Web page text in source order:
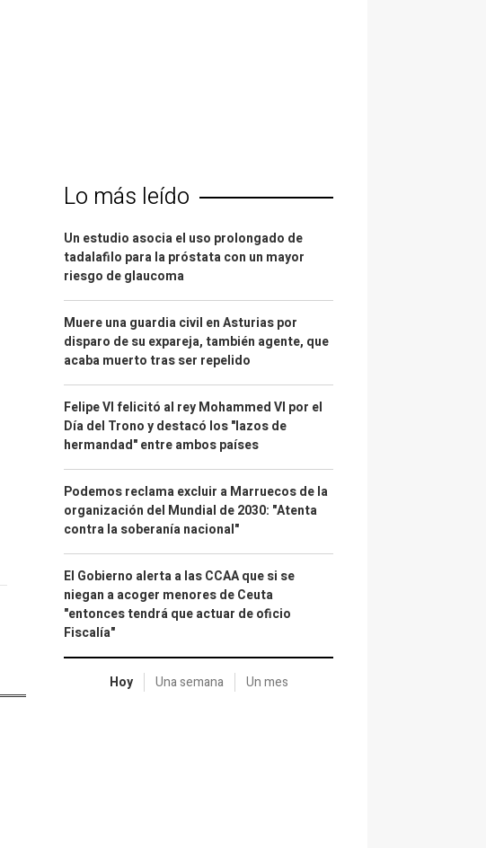
Lo más leído
Un estudio asocia el uso prolongado de
tadalafilo para la próstata con un mayor
riesgo de glaucoma
Muere una guardia civil en Asturias por
disparo de su expareja, también agente, que
acaba muerto tras ser repelido
Felipe VI felicitó al rey Mohammed VI por el
Día del Trono y destacó los "lazos de
hermandad" entre ambos países
Podemos reclama excluir a Marruecos de la
organización del Mundial de 2030: "Atenta
contra la soberanía nacional"
El Gobierno alerta a las CCAA que si se
niegan a acoger menores de Ceuta
"entonces tendrá que actuar de oficio
Fiscalía"
Hoy Una semana Un mes